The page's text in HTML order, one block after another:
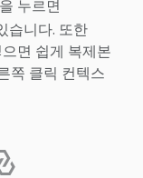
을 누르면
습니다. 또한
면 쉽게 복제본
쪽 클릭 컨텍스